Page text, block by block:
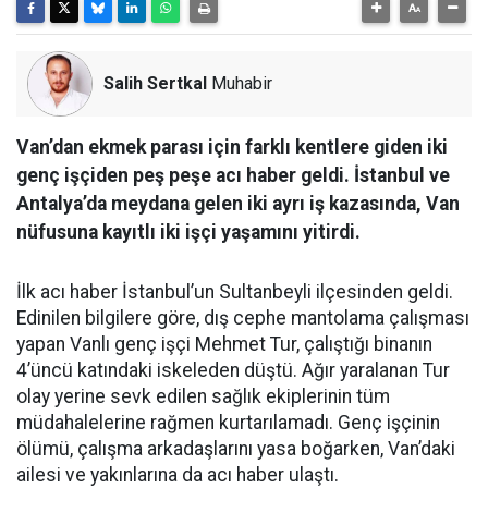
Salih Sertkal Muhabir
Van’dan ekmek parası için farklı kentlere giden iki
genç işçiden peş peşe acı haber geldi. İstanbul ve
Antalya’da meydana gelen iki ayrı iş kazasında, Van
nüfusuna kayıtlı iki işçi yaşamını yitirdi.
İlk acı haber İstanbul’un Sultanbeyli ilçesinden geldi.
Edinilen bilgilere göre, dış cephe mantolama çalışması
yapan Vanlı genç işçi Mehmet Tur, çalıştığı binanın
4’üncü katındaki iskeleden düştü. Ağır yaralanan Tur
olay yerine sevk edilen sağlık ekiplerinin tüm
müdahalelerine rağmen kurtarılamadı. Genç işçinin
ölümü, çalışma arkadaşlarını yasa boğarken, Van’daki
ailesi ve yakınlarına da acı haber ulaştı.